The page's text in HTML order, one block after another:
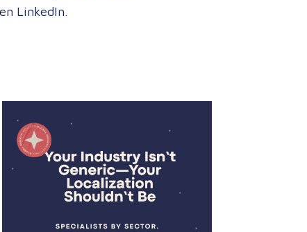
LinkedIn.